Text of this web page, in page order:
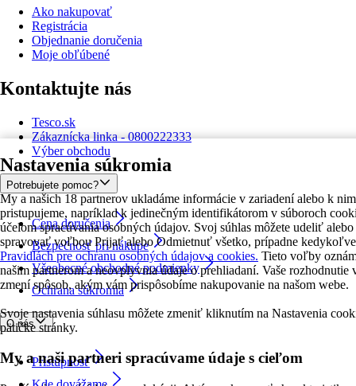
Nastavenia súkromia
My a našich 18 partnerov ukladáme informácie v zariadení alebo k nim
pristupujeme, napríklad k jedinečným identifikátorom v súboroch
účelom spracúvania osobných údajov. Svoj súhlas môžete udeliť alebo
spravovať voľbou Prijať alebo Odmietnuť všetko, prípadne
Pravidlách pre ochranu osobných údajov a cookies. Tieto voľby
našim partnerom a neovplyvnia údaje o prehliadaní. Vaše rozhodnutie
zmení spôsob, akým vám prispôsobíme nakupovanie na našom webe.
Svoje nastavenia súhlasu môžete zmeniť kliknutím na Nastavenia
pätičke stránky.
My a naši partneri spracúvame údaje s cieľom
Ako nakupovať
Registrácia
Objednanie doručenia
Moje obľúbené
Kontaktujte nás
Tesco.sk
Zákaznícka linka - 0800222333
Výber obchodu
Potrebujete pomoc?
Cena doručenia
Bezpečnosť pri nákupe
Všeobecné obchodné podmienky
Ochrana súkromia
O nás
Prístupnosť